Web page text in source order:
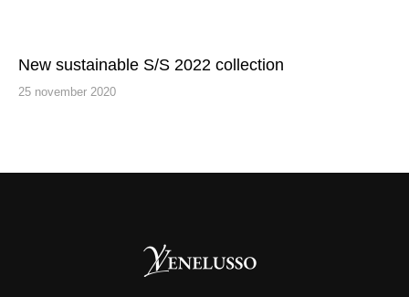
New sustainable S/S 2022 collection
25 november 2020